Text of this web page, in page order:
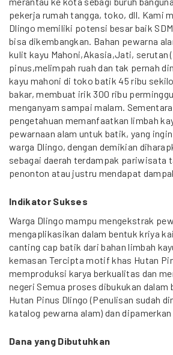
pekerja rumah tangga, toko, dll. Kami
Dlingo memiliki potensi besar baik
bisa dikembangkan. Bahan pewarna
kulit kayu Mahoni,Akasia,Jati, serutan
pinus,melimpah ruah dan tak pernah
kayu mahoni di toko batik 45 ribu
bakar, membuat irik 300 ribu
menganyam sampai malam.
pengetahuan memanfaatkan limbah
pewarnaan alam untuk batik, yang
warga Dlingo, dengan demikian
sebagai daerah terdampak pariwisata
penonton atau justru mendapat
Indikator Sukses
Warga Dlingo mampu mengekstrak
mengaplikasikan dalam bentuk kriya
canting cap batik dari bahan limbah
kemasan Tercipta motif khas Hutan
memproduksi karya berkualitas dan
negeri Semua proses dibukukan dalam
Hutan Pinus Dlingo (Penulisan sudah
katalog pewarna alam) dan dipamerkan
Dana yang Dibutuhkan